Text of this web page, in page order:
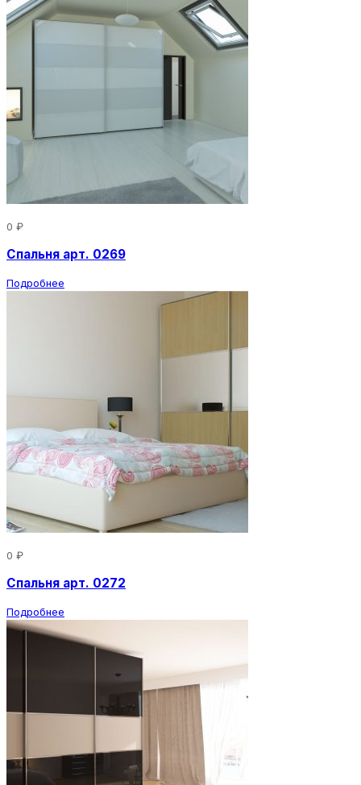
0 ₽
Спальня арт. 0269
Подробнее
0 ₽
Спальня арт. 0272
Подробнее